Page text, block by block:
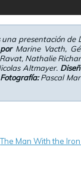
una presentación de
Marine Vacth,
Nathalie
Altmayer.
Fotografía:Pascal
Man With the Iron